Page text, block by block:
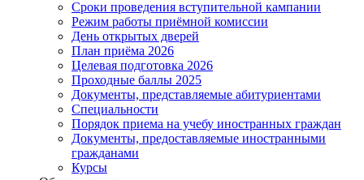
Сроки проведения вступительной кампании
Режим работы приёмной комиссии
День открытых дверей
План приёма 2026
Целевая подготовка 2026
Проходные баллы 2025
Документы, представляемые абитуриентами
Специальности
Порядок приема на учебу иностранных граждан
Документы, предоставляемые иностранными
гражданами
Курсы